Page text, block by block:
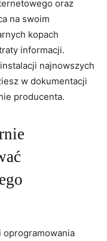
oraz‍
na swoim
​kopach
informacji.
najnowszych‌
w ‍dokumentacji
producenta.
oprogramowania